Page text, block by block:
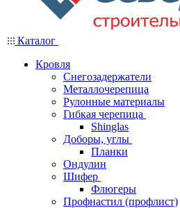
Каталог
Кровля
Снегозадержатели
Металлочерепица
Рулонные материалы
Гибкая черепица
Shinglas
Доборы, углы
Планки
Ондулин
Шифер
Флюгеры
Профнастил (профлист)